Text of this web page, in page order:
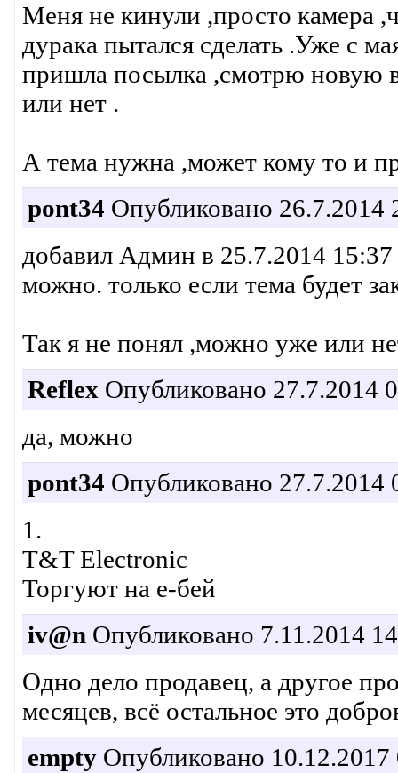
Меня не кинули ,просто камера
дурака пытался сделать .Уже с
пришла посылка ,смотрю новую
или нет .
А тема нужна ,может кому то и
pont34 Опубликовано 26.7.2014
добавил Админ в 25.7.2014
можно. только если тема будет
Так я не понял ,можно уже или
Reflex Опубликовано 27.7.2014
да, можно
pont34 Опубликовано 27.7.2014
1.
T&T Electronic
Торгуют на е-бей
iv@n Опубликовано 7.11.2014
Одно дело продавец, а другое
месяцев, всё остальное это
emptyОпубликовано 10.12.2017